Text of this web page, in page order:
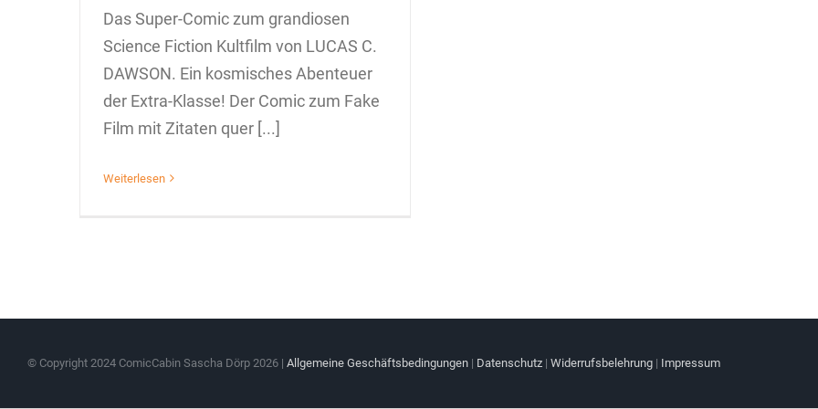
Das Super-Comic zum grandiosen
Science Fiction Kultfilm von LUCAS C.
DAWSON. Ein kosmisches Abenteuer
der Extra-Klasse! Der Comic zum Fake
Film mit Zitaten quer [...]
Weiterlesen
© Copyright 2024 ComicCabin Sascha Dörp 2026 | Allgemeine Geschäftsbedingungen | Datenschutz | Widerrufsbelehrung | Impressum